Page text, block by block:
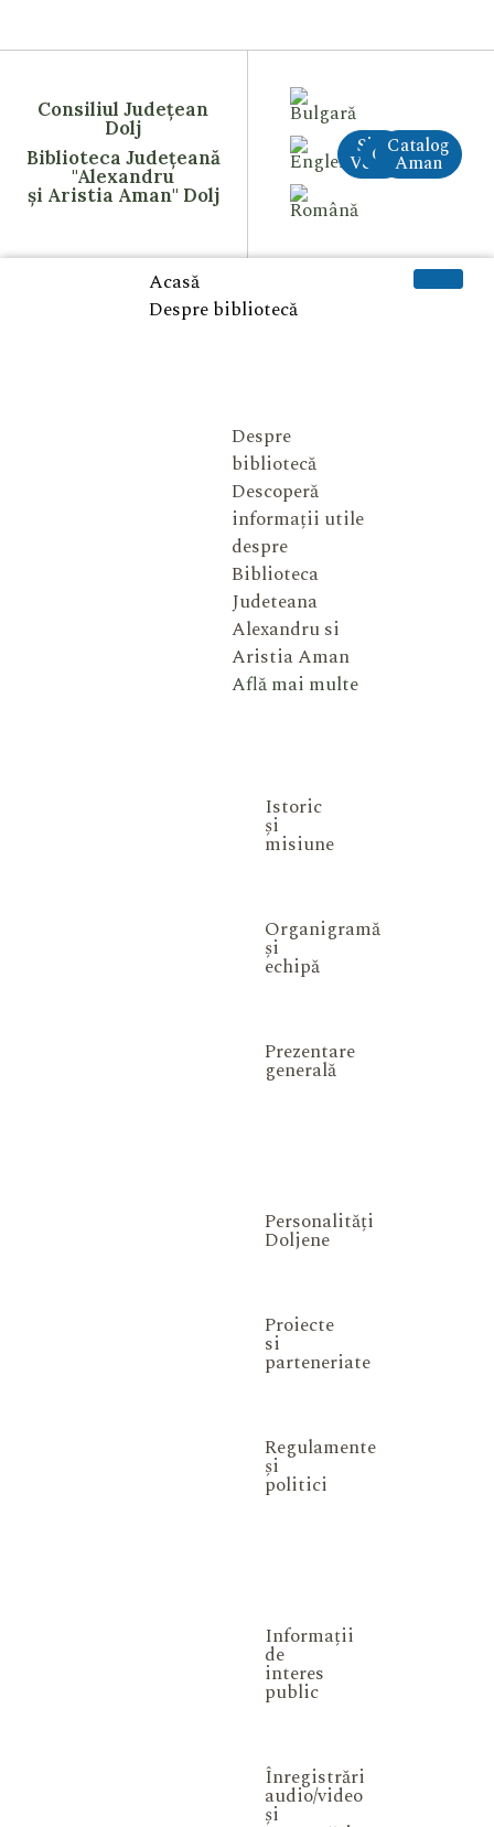
Consiliul Județean
Dolj
Biblioteca Județeană
"Alexandru
și Aristia Aman" Dolj
Site
VechiCreAI
Catalog
Aman
Acasă
Despre bibliotecă
Despre
bibliotecă
Descoperă
informații utile
despre
Biblioteca
Judeteana
Alexandru si
Aristia Aman
Află mai multe
Istoric
și
misiune
Organigramă
și
echipă
Prezentare
generală
Personalități
Doljene
Proiecte
si
parteneriate
Regulamente
și
politici
Informații
de
interes
public
Înregistrări
audio/video
și